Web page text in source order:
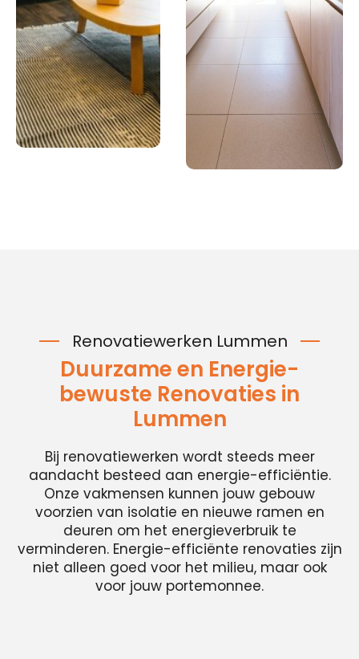
Renovatiewerken Lummen
Duurzame en Energie-
bewuste Renovaties in
Lummen
Bij renovatiewerken wordt steeds meer
aandacht besteed aan energie-efficiëntie.
Onze vakmensen kunnen jouw gebouw
voorzien van isolatie en nieuwe ramen en
deuren om het energieverbruik te
verminderen. Energie-efficiënte renovaties zijn
niet alleen goed voor het milieu, maar ook
voor jouw portemonnee.